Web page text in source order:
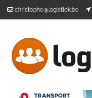
christophe@logistiek.be